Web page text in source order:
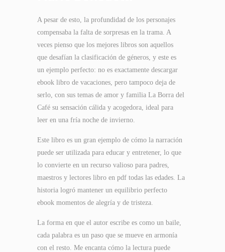
A pesar de esto, la profundidad de los personajes
compensaba la falta de sorpresas en la trama. A
veces pienso que los mejores libros son aquellos
que desafían la clasificación de géneros, y este es
un ejemplo perfecto: no es exactamente descargar
ebook libro de vacaciones, pero tampoco deja de
serlo, con sus temas de amor y familia La Borra del
Café su sensación cálida y acogedora, ideal para
leer en una fría noche de invierno.
Este libro es un gran ejemplo de cómo la narración
puede ser utilizada para educar y entretener, lo que
lo convierte en un recurso valioso para padres,
maestros y lectores libro en pdf todas las edades. La
historia logró mantener un equilibrio perfecto
ebook momentos de alegría y de tristeza.
La forma en que el autor escribe es como un baile,
cada palabra es un paso que se mueve en armonía
con el resto. Me encanta cómo la lectura puede